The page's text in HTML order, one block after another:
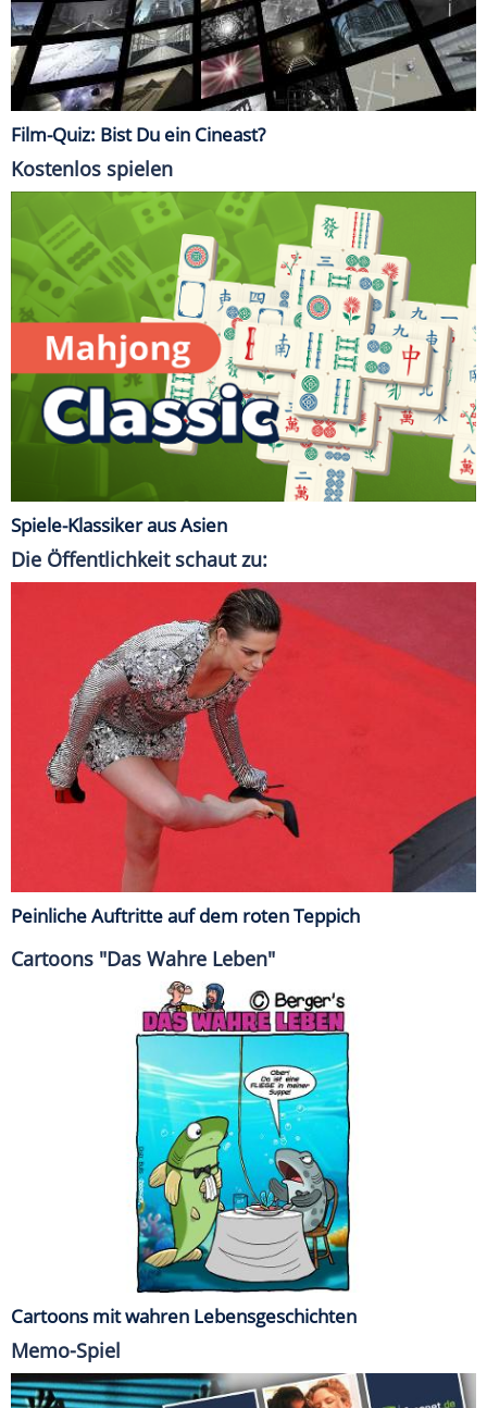
Film-Quiz: Bist Du ein Cineast?
Kostenlos spielen
Spiele-Klassiker aus Asien
Die Öffentlichkeit schaut zu:
Peinliche Auftritte auf dem roten Teppich
Cartoons "Das Wahre Leben"
Cartoons mit wahren Lebensgeschichten
Memo-Spiel